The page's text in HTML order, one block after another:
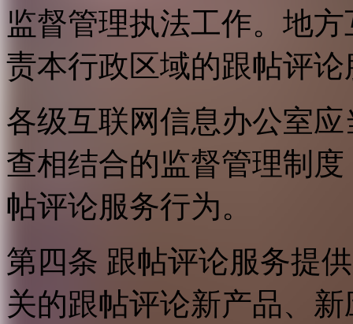
监督管理执法工作。地
责本行政区域的跟帖评
各级互联网信息办公室
查相结合的监督管理制
帖评论服务行为。
第四条 跟帖评论服务提
关的跟帖评论新产品、